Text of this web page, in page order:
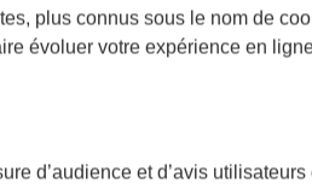
plus connus sous le nom de
évoluer votre expérience en
d’audience et d’avis